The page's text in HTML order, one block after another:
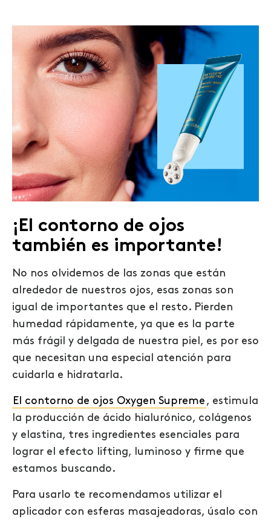
¡El contorno de ojos
también es importante!
No nos olvidemos de las zonas que están
alrededor de nuestros ojos, esas zonas son
igual de importantes que el resto. Pierden
humedad rápidamente, ya que es la parte
más frágil y delgada de nuestra piel, es por eso
que necesitan una especial atención para
cuidarla e hidratarla.
El contorno de ojos Oxygen Supreme , estimula
la producción de ácido hialurónico, colágenos
y elastina, tres ingredientes esenciales para
lograr el efecto lifting, luminoso y firme que
estamos buscando.
Para usarlo te recomendamos utilizar el
aplicador con esferas masajeadoras, úsalo con